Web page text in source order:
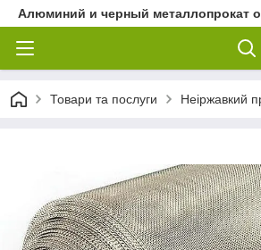
Алюминий и черный металлопрокат
Товари та послуги Неіржавкий